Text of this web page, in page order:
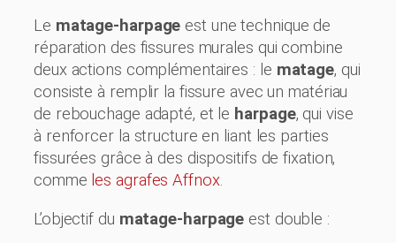
Le matage-harpage est une technique de
réparation des fissures murales qui combine
deux actions complémentaires : le matage, qui
consiste à remplir la fissure avec un matériau
de rebouchage adapté, et le harpage, qui vise
à renforcer la structure en liant les parties
fissurées grâce à des dispositifs de fixation,
comme les agrafes Affnox.
L’objectif du matage-harpage est double :